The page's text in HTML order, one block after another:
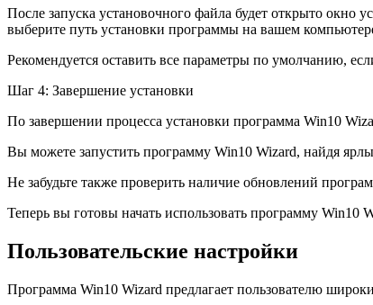
После запуска установочного файла будет открыто
выберите путь установки программы на вашем
Рекомендуется оставить все параметры по умолчанию,
Шаг 4: Завершение установки
По завершении процесса установки программа Win10
Вы можете запустить программу Win10 Wizard, найдя
Не забудьте также проверить наличие обновлений
Теперь вы готовы начать использовать программу
Пользовательские настройки
Программа Win10 Wizard предлагает пользователю